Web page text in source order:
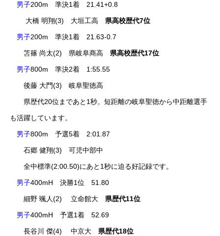
男子200m 準決1着 21.41+0.8
大橋 明翔(3) 大垣工高 県高校歴代7位
男子200m 準決1着 21.63-0.7
笘篠 尚太(2) 県岐阜商高 県高校歴代17位
男子800m 準決2着 1:55.55
後藤 大門(3) 岐阜聖徳高
県歴代20位まであと1秒。短距離の岐阜聖徳から中距離選手
も活躍しています。
男子800m 予選5着 2:01.87
石郷 健翔(3) 可児中部中
全中標準(2:00.50)にあと1秒に迫る好記録です。
男子400mH 決勝1位 51.80
細野 颯人(2) 立命館大 県歴代11位
男子400mH 予選1着 52.69
長谷川 傑(4) 中京大 県歴代18位